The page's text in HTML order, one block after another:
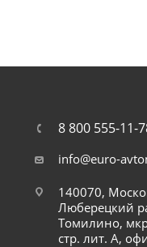
8 800 555-11-
info@euro-
140070,
Люберецкий
Томилино,
стр. лит. А,